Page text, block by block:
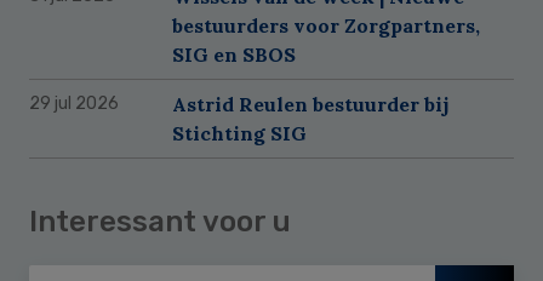
bestuurders voor Zorgpartners,
SIG en SBOS
29 jul 2026
Astrid Reulen bestuurder bij
Stichting SIG
Interessant voor u